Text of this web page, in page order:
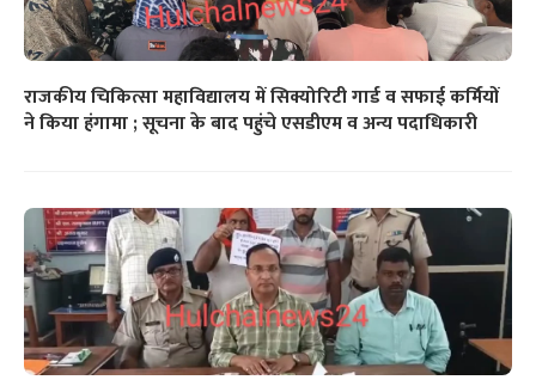
राजकीय चिकित्सा महाविद्यालय में सिक्योरिटी गार्ड व सफाई कर्मियों
ने किया हंगामा ; सूचना के बाद पहुंचे एसडीएम व अन्य पदाधिकारी